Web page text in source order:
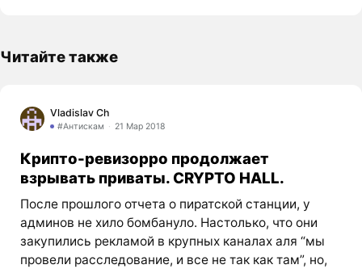
Читайте также
Vladislav Ch
#Антискам 21 Мар 2018
Крипто-ревизорро продолжает
взрывать приваты. CRYPTO HALL.
После прошлого отчета о пиратской станции, у
админов не хило бомбануло. Настолько, что они
закупились рекламой в крупных каналах аля “мы
провели расследование, и все не так как там”, но,